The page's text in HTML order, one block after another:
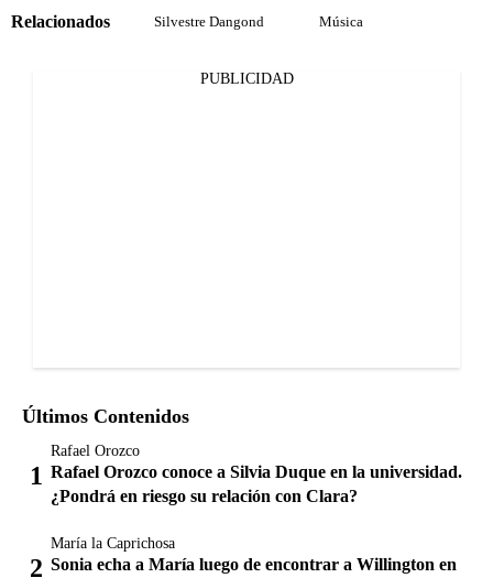
Relacionados Silvestre Dangond Música
PUBLICIDAD
Últimos Contenidos
Rafael Orozco
Rafael Orozco conoce a Silvia Duque en la universidad.
¿Pondrá en riesgo su relación con Clara?
María la Caprichosa
Sonia echa a María luego de encontrar a Willington en